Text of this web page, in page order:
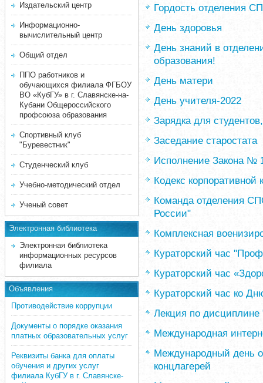
Издательский центр
Информационно-
вычислительный центр
Общий отдел
ППО работников и
обучающихся филиала ФГБОУ
ВО «КубГУ» в г. Славянске-на-
Кубани Общероссийского
профсоюза образования
Спортивный клуб
"Буревестник"
Студенческий клуб
Учебно-методический отдел
Ученый совет
Электронная библиотека
Электронная библиотека
информационных ресурсов
филиала
Объявления
Противодействие коррупции
Документы о порядке оказания
платных образовательных услуг
Реквизиты банка для оплаты
обучения и других услуг
филиала КубГУ в г. Славянске-
Гордость отделения
День здоровья
День знаний в
образования!
День матери
День учителя-2022
Зарядка для
Заседание старостата
Исполнение Закона №
Кодекс корпоративной
Команда отделения
России"
Комплексная
Кураторский час
Кураторский час
Кураторский час ко
Лекция по
Международная
Международный день
концлагерей